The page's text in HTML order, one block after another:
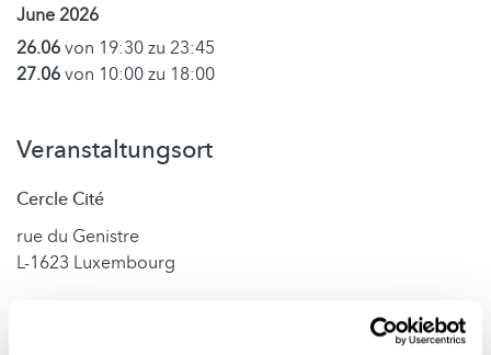
June 2026
26.06von 19:30 zu 23:45
27.06von 10:00 zu 18:00
Veranstaltungsort
Cercle Cité
rue du Genistre
L-1623 Luxembourg